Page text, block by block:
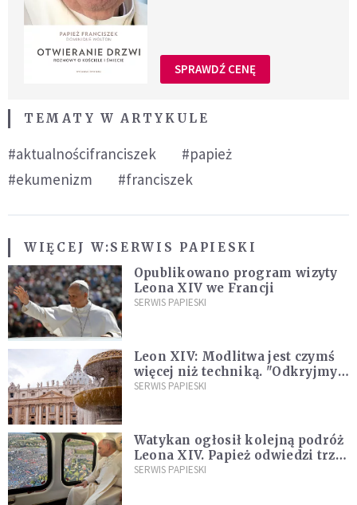
SPRAWDŹ CENĘ
TEMATY W ARTYKULE
#aktualnościfranciszek
#papież
#ekumenizm
#franciszek
WIĘCEJ W:SERWIS PAPIESKI
Opublikowano program wizyty
Leona XIV we Francji
SERWIS PAPIESKI
Leon XIV: Modlitwa jest czymś
więcej niż techniką. "Odkryjmy
ją na nowo"
SERWIS PAPIESKI
Watykan ogłosił kolejną podróż
Leona XIV. Papież odwiedzi trzy
kraje Ameryki Południowej
SERWIS PAPIESKI